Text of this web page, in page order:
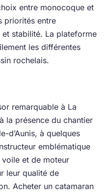
entre monocoque et
priorités entre
stabilité. La plateforme
les différentes
rochelais.
remarquable à La
la présence du chantier
d’Aunis, à quelques
emblématique
et de moteur
leur qualité de
Acheter un catamaran